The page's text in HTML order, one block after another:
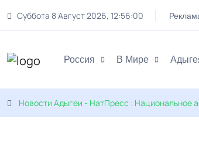
Суббота 8 Август 2026, 12:56:01
Россия В Мире
Новости Адыгеи - НатПресс : Национальное